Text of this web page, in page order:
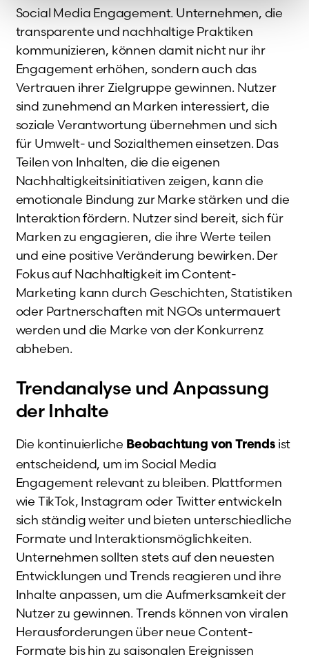
Social Media Engagement. Unternehmen, die
transparente und nachhaltige Praktiken
kommunizieren, können damit nicht nur ihr
Engagement erhöhen, sondern auch das
Vertrauen ihrer Zielgruppe gewinnen. Nutzer
sind zunehmend an Marken interessiert, die
soziale Verantwortung übernehmen und sich
für Umwelt- und Sozialthemen einsetzen. Das
Teilen von Inhalten, die die eigenen
Nachhaltigkeitsinitiativen zeigen, kann die
emotionale Bindung zur Marke stärken und die
Interaktion fördern. Nutzer sind bereit, sich für
Marken zu engagieren, die ihre Werte teilen
und eine positive Veränderung bewirken. Der
Fokus auf Nachhaltigkeit im Content-
Marketing kann durch Geschichten, Statistiken
oder Partnerschaften mit NGOs untermauert
werden und die Marke von der Konkurrenz
abheben.
Trendanalyse und Anpassung
der Inhalte
Die kontinuierliche Beobachtung von Trendsist
entscheidend, um im Social Media
Engagement relevant zu bleiben. Plattformen
wie TikTok, Instagram oder Twitter entwickeln
sich ständig weiter und bieten unterschiedliche
Formate und Interaktionsmöglichkeiten.
Unternehmen sollten stets auf den neuesten
Entwicklungen und Trends reagieren und ihre
Inhalte anpassen, um die Aufmerksamkeit der
Nutzer zu gewinnen. Trends können von viralen
Herausforderungen über neue Content-
Formate bis hin zu saisonalen Ereignissen